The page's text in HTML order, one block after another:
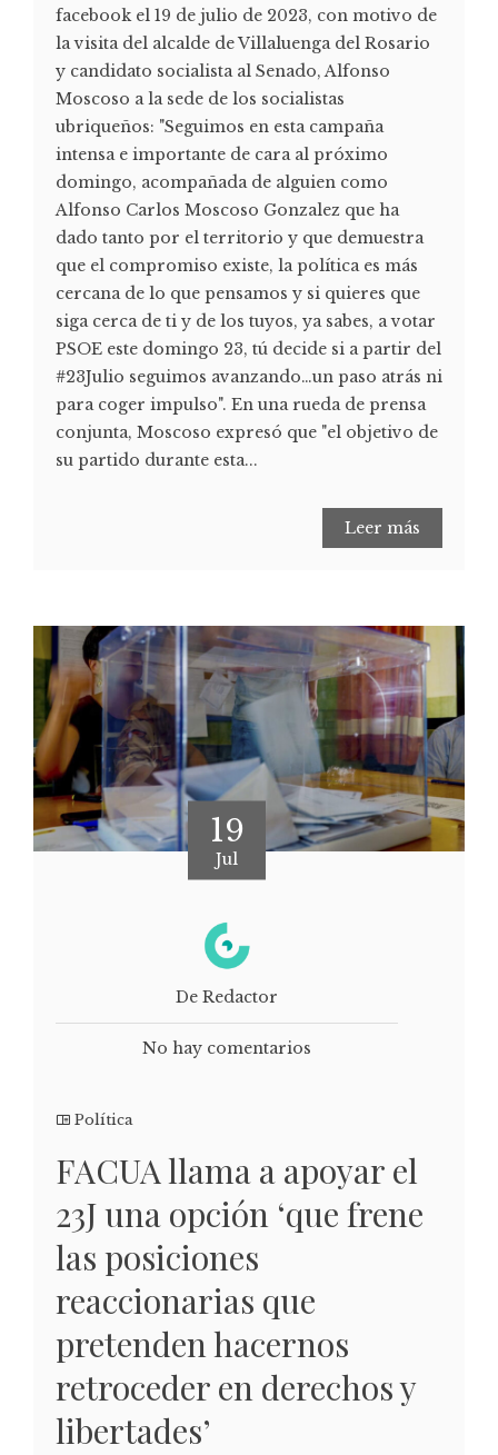
facebook el 19 de julio de 2023, con motivo de
la visita del alcalde de Villaluenga del Rosario
y candidato socialista al Senado, Alfonso
Moscoso a la sede de los socialistas
ubriqueños: "Seguimos en esta campaña
intensa e importante de cara al próximo
domingo, acompañada de alguien como
Alfonso Carlos Moscoso Gonzalez que ha
dado tanto por el territorio y que demuestra
que el compromiso existe, la política es más
cercana de lo que pensamos y si quieres que
siga cerca de ti y de los tuyos, ya sabes, a votar
PSOE este domingo 23, tú decide si a partir del
#23Julio seguimos avanzando…un paso atrás ni
para coger impulso". En una rueda de prensa
conjunta, Moscoso expresó que "el objetivo de
su partido durante esta...
Leer más
19
Jul
De Redactor
No hay comentarios
Política
FACUA llama a apoyar el
23J una opción ‘que frene
las posiciones
reaccionarias que
pretenden hacernos
retroceder en derechos y
libertades’